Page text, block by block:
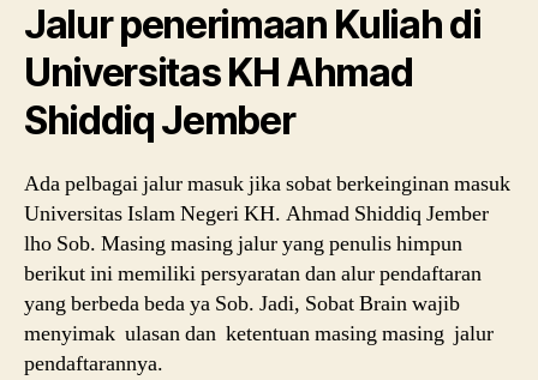
Jalur penerimaan Kuliah di
Universitas KH Ahmad
Shiddiq Jember
Ada pelbagai jalur masuk jika sobat berkeinginan masuk
Universitas Islam Negeri KH. Ahmad Shiddiq Jember
lho Sob. Masing masing jalur yang penulis himpun
berikut ini memiliki persyaratan dan alur pendaftaran
yang berbeda beda ya Sob. Jadi, Sobat Brain wajib
menyimak ulasan dan ketentuan masing masing jalur
pendaftarannya.